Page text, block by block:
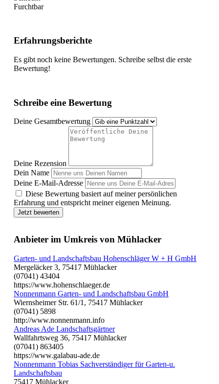
Furchtbar
Erfahrungsberichte
Es gibt noch keine Bewertungen. Schreibe selbst die erste
Bewertung!
Schreibe eine Bewertung
Deine Gesamtbewertung
Deine Rezension
Dein Name
Deine E-Mail-Adresse
Diese Bewertung basiert auf meiner persönlichen
Erfahrung und entspricht meiner eigenen Meinung.
Jetzt bewerten
Anbieter im Umkreis von Mühlacker
Garten- und Landschaftsbau Hohenschläger W + H GmbH
Mergeläcker 3, 75417 Mühlacker
(07041) 43404
https://www.hohenschlaeger.de
Nonnenmann Garten- und Landschaftsbau GmbH
Wiernsheimer Str. 61/1, 75417 Mühlacker
(07041) 5898
http://www.nonnenmann.info
Andreas Ade Landschaftsgärtner
Wallfahrtsweg 36, 75417 Mühlacker
(07041) 863405
https://www.galabau-ade.de
Nonnenmann Tobias Sachverständiger für Garten-u.
Landschaftsbau
75417 Mühlacker